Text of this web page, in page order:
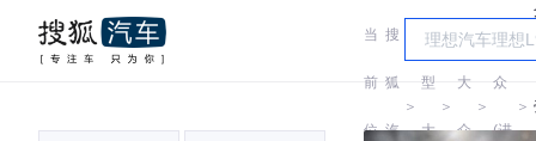
当
前
位
搜
狐
汽
＞
车
型
大
＞
大
众
＞
大
众
(进
＞